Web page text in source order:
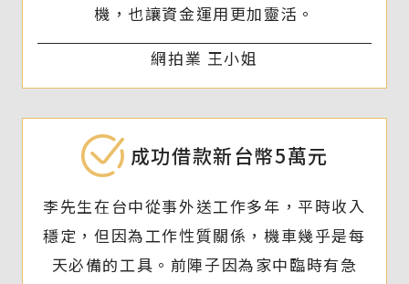
機，也讓資金運用更加靈活。
網拍業 王小姐
成功借款新台幣5萬元
李先生在台中從事外送工作多年，平時收入
穩定，但因為工作性質關係，機車幾乎是每
天必備的工具。前陣子因為家中臨時有急